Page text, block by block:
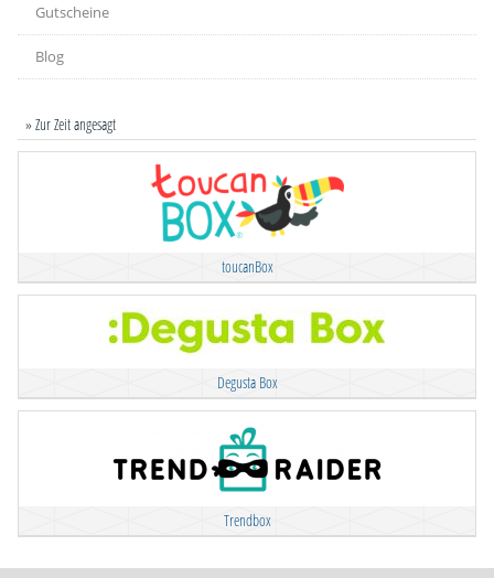
Gutscheine
Blog
» Zur Zeit angesagt
toucanBox
Degusta Box
Trendbox